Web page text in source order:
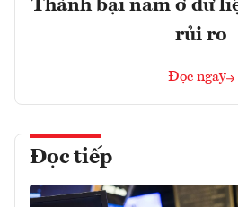
Thành bại nằm ở dữ
rủi ro
Đọc ngay
Đọc tiếp